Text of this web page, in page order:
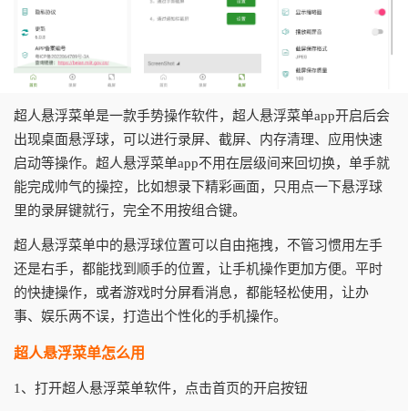
超人悬浮菜单是一款手势操作软件， 超人悬浮菜单app开启后会
出现桌面悬浮球，可以进行录屏、截屏、内存清理、应用快速
启动等操作。 超人悬浮菜单app不用在层级间来回切换，单手就
能完成帅气的操控，比如想录下精彩画面，只用点一下悬浮球
里的录屏键就行，完全不用按组合键。
超人悬浮菜单中的悬浮球位置可以自由拖拽，不管习惯用左手
还是右手，都能找到顺手的位置，让手机操作更加方便。平时
的快捷操作，或者游戏时分屏看消息，都能轻松使用，让办
事、娱乐两不误，打造出个性化的手机操作。
超人悬浮菜单怎么用
1、打开超人悬浮菜单软件，点击首页的开启按钮